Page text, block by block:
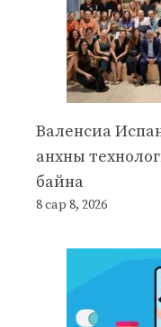
Валенсиа
анхны
байна
8 сар 8, 2026